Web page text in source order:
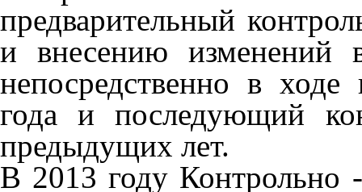
предварительный
и внесению изменений
непосредственно в
года и последующий
предыдущих лет.
В 2013 году Контрольно